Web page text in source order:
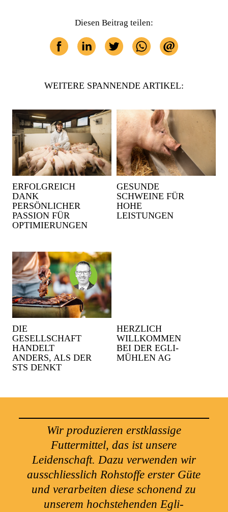
Diesen Beitrag teilen:
WEITERE SPANNENDE ARTIKEL:
ERFOLGREICH
DANK
PERSÖNLICHER
PASSION FÜR
OPTIMIERUNGEN
GESUNDE
SCHWEINE FÜR
HOHE
LEISTUNGEN
DIE
GESELLSCHAFT
HANDELT
ANDERS, ALS DER
STS DENKT
HERZLICH
WILLKOMMEN
BEI DER EGLI-
MÜHLEN AG
Wir produzieren erstklassige
Futtermittel, das ist unsere
Leidenschaft. Dazu verwenden wir
ausschliesslich Rohstoffe erster Güte
und verarbeiten diese schonend zu
unserem hochstehenden Egli-